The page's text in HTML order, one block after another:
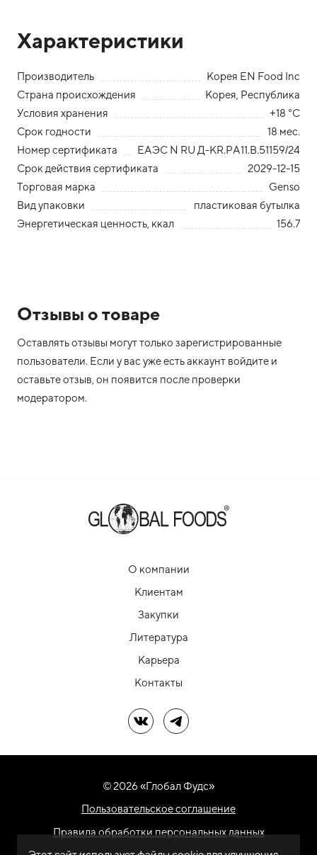
Характеристики
Производитель
Корея EN Food Inc
Страна происхождения
Корея, Республика
Условия хранения
+18 °С
Срок годности
18 мес.
Номер сертификата
ЕАЭС N RU Д-КR.РА11.В.51159/24
Срок действия сертификата
2029-12-15
Торговая марка
Genso
Вид упаковки
пластиковая бутылка
Энергетическая ценность, ккал
156.7
Отзывы о товаре
Оставлять отзывы могут только зарегистрированные
пользователи. Если у вас уже есть аккаунт войдите и
оставьте отзыв, он появится после проверки
модератором.
О компании
Клиентам
Закупки
Литература
Карьера
Контакты
Мы в ВКМы в Telegram
© 2026 «Глобал Фудс»
Пользовательское соглашение
Правила обработки персональных данных